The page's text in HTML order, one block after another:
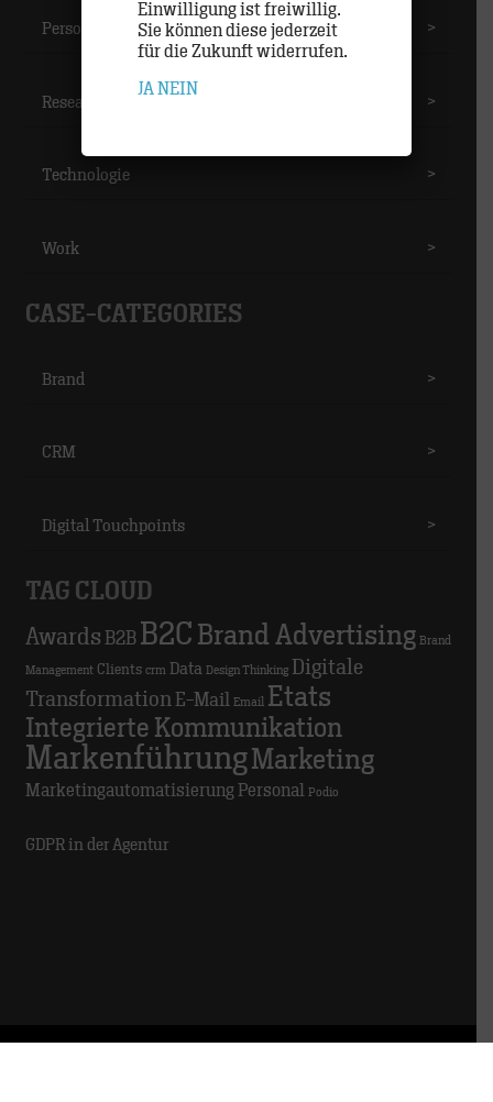
Personal >
Research >
Technologie >
Work >
CASE-CATEGORIES
Brand >
CRM >
Digital Touchpoints >
TAG CLOUD
Awards B2B B2C Brand Advertising Brand
Management Clients crm Data Design Thinking Digitale
Transformation E-Mail Email Etats
Integrierte Kommunikation
MarkenführungMarketing
Marketingautomatisierung Personal Podio
GDPR in der Agentur
Einwilligung ist freiwillig.
Sie können diese jederzeit
für die Zukunft widerrufen.
JA NEIN